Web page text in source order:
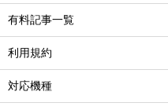
有料記事一覧
利用規約
対応機種